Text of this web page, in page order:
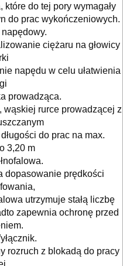
do tej pory wymagały
do prac wykończeniowych.
napędowy.
ciężaru na głowicy
napędu w celu ułatwienia
prowadząca.
wąskiej rurce prowadzącej z
do prac na max.
3,20 m
dopasowanie prędkości
utrzymuje stałą liczbę
zapewnia ochronę przed
rozruch z blokadą do pracy